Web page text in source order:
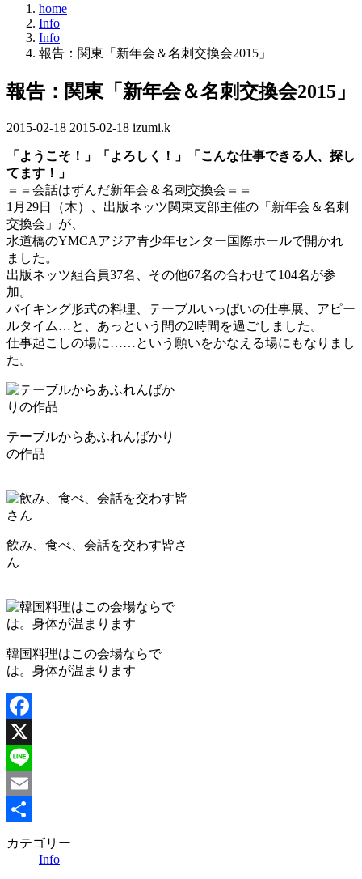
home
Info
Info
報告：関東「新年会＆名刺交換会2015」
報告：関東「新年会＆名刺交換会2015」
2015-02-18 最
更
日
時
:
2015-02-18 izumi.k
「ようこそ！」「よろしく！」「こんな仕事できる人、探し
てます！」
＝＝会話はずんだ新年会＆名刺交換会＝＝
1月29日（木）、出版ネッツ関東支部主催の「新年会＆名刺
交換会」が、
水道橋のYMCAアジア青少年センター国際ホールで開かれ
ました。
出版ネッツ組合員37名、その他67名の合わせて104名が参
加。
バイキング形式の料理、テーブルいっぱいの仕事展、アピー
ルタイム…と、あっという間の2時間を過ごしました。
仕事起こしの場に……という願いをかなえる場にもなりまし
た。
テーブルからあふれんばかり
の作品
飲み、食べ、会話を交わす皆さ
ん
韓国料理はこの会場ならで
は。身体が温まります
Facebook
X
Line
Email
共
カテゴリー
Info